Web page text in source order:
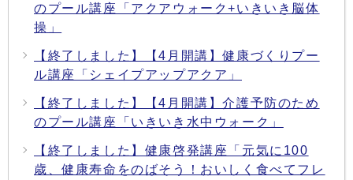
のプール講座「アクアウォーク+いきいき脳体
操」
【終了しました】【4月開講】健康づくりプー
ル講座「シェイプアップアクア」
【終了しました】【4月開講】介護予防のため
のプール講座「いきいき水中ウォーク」
【終了しました】健康啓発講座「元気に100
歳、健康寿命をのばそう！おいしく食べてフレ